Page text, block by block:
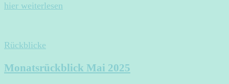
hier weiterlesen
Rückblicke
Monatsrückblick Mai 2025